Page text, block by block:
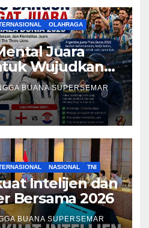
OLAHRAGA
Juara
Wujudkan
Dunia 2026
BUANA SUPERSEMAR
NASIONAL TNI
Intelijen dan
Bersama 2026
BUANA SUPERSEMAR